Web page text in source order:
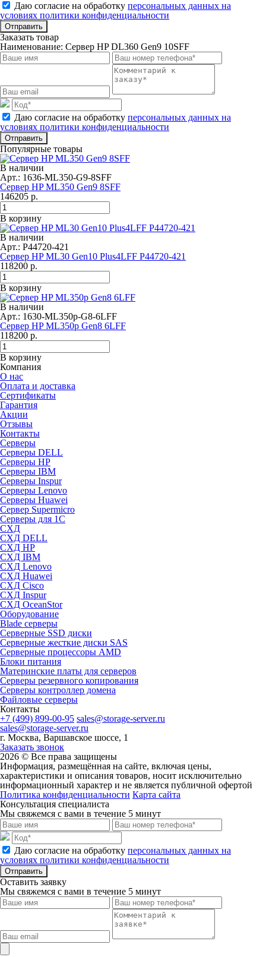
Даю согласие на обработку персональных данных на
условиях политики конфиденциальности
Отправить
Заказать товар
Наименование: Сервер HP DL360 Gen9 10SFF
Даю согласие на обработку персональных данных на
условиях политики конфиденциальности
Отправить
Популярные товары
В наличии
Арт.: 1636-ML350-G9-8SFF
Сервер HP ML350 Gen9 8SFF
146205 р.
В корзину
В наличии
Арт.: P44720-421
Сервер HP ML30 Gen10 Plus4LFF P44720-421
118200 р.
В корзину
В наличии
Арт.: 1630-ML350p-G8-6LFF
Сервер HP ML350p Gen8 6LFF
118200 р.
В корзину
Компания
О нас
Оплата и доставка
Сертификаты
Гарантия
Акции
Отзывы
Контакты
Серверы
Серверы DELL
Серверы HP
Серверы IBM
Серверы Inspur
Серверы Lenovo
Серверы Huawei
Сервер Supermicro
Серверы для 1C
СХД
СХД DELL
СХД HP
СХД IBM
СХД Lenovo
СХД Huawei
СХД Cisco
СХД Inspur
СХД OceanStor
Оборудование
Blade серверы
Серверные SSD диски
Cерверные жесткие диски SAS
Серверные процессоры AMD
Блоки питания
Материнские платы для серверов
Серверы резервного копирования
Серверы контроллер домена
Файловые серверы
Контакты
+7 (499) 899-00-95 sales@storage-server.ru
sales@storage-server.ru
г. Москва, Варшавское шоссе, 1
Заказать звонок
2026 © Все права защищены
Информация, размещённая на сайте, включая цены,
характеристики и описания товаров, носит исключительно
информационный характер и не является публичной офертой
Политика конфиденциальности Карта сайта
Консультация специалиста
Мы свяжемся с вами в течение 5 минут
Даю согласие на обработку персональных данных на
условиях политики конфиденциальности
Отправить
Оставить заявку
Мы свяжемся с вами в течение 5 минут